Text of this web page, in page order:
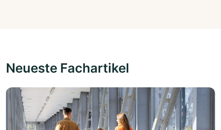
Neueste Fachartikel